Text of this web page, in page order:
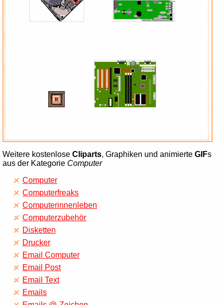
Weitere kostenlose Cliparts, Graphiken und animierte GIFs
aus der Kategorie Computer
Computer
Computerfreaks
Computerinnenleben
Computerzubehör
Disketten
Drucker
Email Computer
Email Post
Email Text
Emails